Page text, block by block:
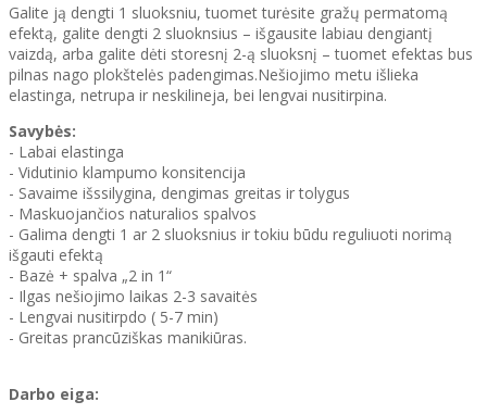
Galite ją dengti 1 sluoksniu, tuomet turėsite gražų permatomą
efektą, galite dengti 2 sluoknsius – išgausite labiau dengiantį
vaizdą, arba galite dėti storesnį 2-ą sluoksnį – tuomet efektas bus
pilnas nago plokštelės padengimas.Nešiojimo metu išlieka
elastinga, netrupa ir neskilineja, bei lengvai nusitirpina.
Savybės:
- Labai elastinga
- Vidutinio klampumo konsitencija
- Savaime išssilygina, dengimas greitas ir tolygus
- Maskuojančios naturalios spalvos
- Galima dengti 1 ar 2 sluoksnius ir tokiu būdu reguliuoti norimą
išgauti efektą
- Bazė + spalva „2 in 1“
- Ilgas nešiojimo laikas 2-3 savaitės
- Lengvai nusitirpdo ( 5-7 min)
- Greitas prancūziškas manikiūras.
Darbo eiga: